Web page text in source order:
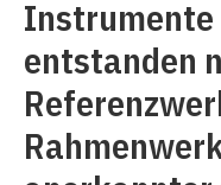
Instrumente
entstanden